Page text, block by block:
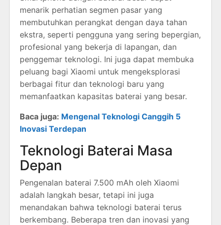
menarik perhatian segmen pasar yang
membutuhkan perangkat dengan daya tahan
ekstra, seperti pengguna yang sering bepergian,
profesional yang bekerja di lapangan, dan
penggemar teknologi. Ini juga dapat membuka
peluang bagi Xiaomi untuk mengeksplorasi
berbagai fitur dan teknologi baru yang
memanfaatkan kapasitas baterai yang besar.
Baca juga: Mengenal Teknologi Canggih 5
Inovasi Terdepan
Teknologi Baterai Masa
Depan
Pengenalan baterai 7.500 mAh oleh Xiaomi
adalah langkah besar, tetapi ini juga
menandakan bahwa teknologi baterai terus
berkembang. Beberapa tren dan inovasi yang